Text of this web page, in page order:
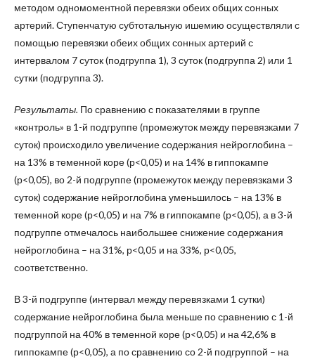
методом одномоментной перевязки обеих общих сонных
артерий. Ступенчатую субтотальную ишемию осуществляли с
помощью перевязки обеих общих сонных артерий с
интервалом 7 суток (подгруппа 1), 3 суток (подгруппа 2) или 1
сутки (подгруппа 3).
Результаты. По сравнению с показателями в группе
«контроль» в 1-й подгруппе (промежуток между перевязками 7
суток) происходило увеличение содержания нейроглобина –
на 13% в теменной коре (р<0,05) и на 14% в гиппокампе
(р<0,05), во 2-й подгруппе (промежуток между перевязками 3
суток) содержание нейроглобина уменьшилось – на 13% в
теменной коре (р<0,05) и на 7% в гиппокампе (р<0,05), а в 3-й
подгруппе отмечалось наибольшее снижение содержания
нейроглобина – на 31%, р<0,05 и на 33%, р<0,05,
соответственно.
В 3-й подгруппе (интервал между перевязками 1 сутки)
содержание нейроглобина была меньше по сравнению с 1-й
подгруппой на 40% в теменной коре (р<0,05) и на 42,6% в
гиппокампе (р<0,05), а по сравнению со 2-й подгруппой – на